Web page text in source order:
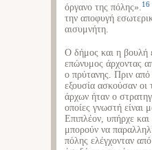
όργανο της πόλης».16
την αποφυγή
αισυμνήτη.
Ο δήμος και η βουλή
επώνυμος άρχοντας
ο πρύτανης. Πριν από
εξουσία ασκούσαν
άρχων ήταν ο
οποίες γνωστή είναι
Επιπλέον, υπήρχε
μπορούν να
πόλης ελέγχονταν